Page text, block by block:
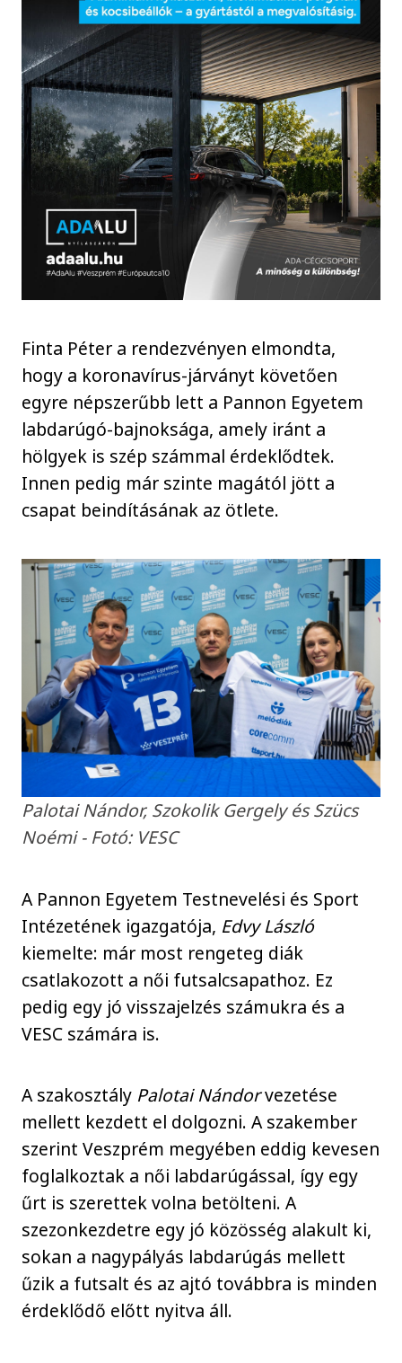
Finta Péter a rendezvényen elmondta,
hogy a koronavírus-járványt követően
egyre népszerűbb lett a Pannon Egyetem
labdarúgó-bajnoksága, amely iránt a
hölgyek is szép számmal érdeklődtek.
Innen pedig már szinte magától jött a
csapat beindításának az ötlete.
Palotai Nándor, Szokolik Gergely és Szücs
Noémi - Fotó: VESC
A Pannon Egyetem Testnevelési és Sport
Intézetének igazgatója, Edvy László
kiemelte: már most rengeteg diák
csatlakozott a női futsalcsapathoz. Ez
pedig egy jó visszajelzés számukra és a
VESC számára is.
A szakosztály Palotai Nándorvezetése
mellett kezdett el dolgozni. A szakember
szerint Veszprém megyében eddig kevesen
foglalkoztak a női labdarúgással, így egy
űrt is szerettek volna betölteni. A
szezonkezdetre egy jó közösség alakult ki,
sokan a nagypályás labdarúgás mellett
űzik a futsalt és az ajtó továbbra is minden
érdeklődő előtt nyitva áll.